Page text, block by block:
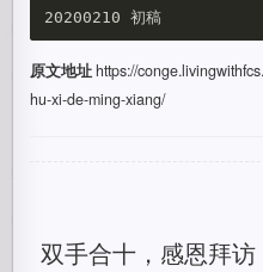
原文地址https://
hu-xi-de-ming-xiang/
双手合十，感恩拜